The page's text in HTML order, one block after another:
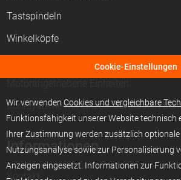
Tastspindeln
Winkelköpfe
Bohrsysteme mit einzeln abrufbaren
Informationen
Kontakt
Cookie-Einstellungen
Wir verwenden Cookies und vergleichbare
Funktionsfähigkeit unserer Website technisch
Ihrer Zustimmung werden zusätzlich optionale
Nutzungsanalyse sowie zur Personalisierung
Anzeigen eingesetzt. Informationen zur